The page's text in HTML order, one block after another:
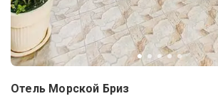
Отель Морской Бриз